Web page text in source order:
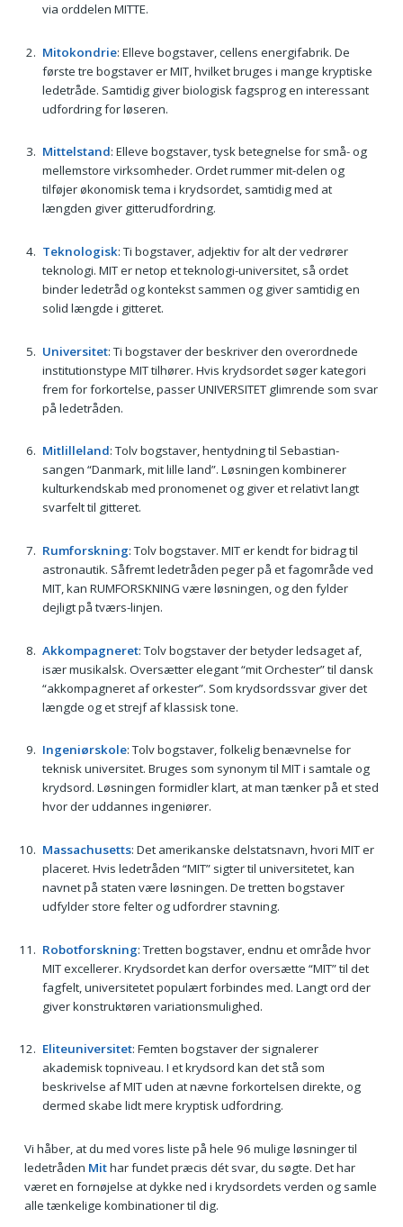
via orddelen MITTE.
Mitokondrie: Elleve bogstaver, cellens energifabrik. De
første tre bogstaver er MIT, hvilket bruges i mange kryptiske
ledetråde. Samtidig giver biologisk fagsprog en interessant
udfordring for løseren.
Mittelstand: Elleve bogstaver, tysk betegnelse for små- og
mellemstore virksomheder. Ordet rummer mit-delen og
tilføjer økonomisk tema i krydsordet, samtidig med at
længden giver gitterudfordring.
Teknologisk: Ti bogstaver, adjektiv for alt der vedrører
teknologi. MIT er netop et teknologi-universitet, så ordet
binder ledetråd og kontekst sammen og giver samtidig en
solid længde i gitteret.
Universitet: Ti bogstaver der beskriver den overordnede
institutionstype MIT tilhører. Hvis krydsordet søger kategori
frem for forkortelse, passer UNIVERSITET glimrende som svar
på ledetråden.
Mitlilleland: Tolv bogstaver, hentydning til Sebastian-
sangen “Danmark, mit lille land”. Løsningen kombinerer
kulturkendskab med pronomenet og giver et relativt langt
svarfelt til gitteret.
Rumforskning: Tolv bogstaver. MIT er kendt for bidrag til
astronautik. Såfremt ledetråden peger på et fagområde ved
MIT, kan RUMFORSKNING være løsningen, og den fylder
dejligt på tværs-linjen.
Akkompagneret: Tolv bogstaver der betyder ledsaget af,
især musikalsk. Oversætter elegant “mit Orchester” til dansk
“akkompagneret af orkester”. Som krydsordssvar giver det
længde og et strejf af klassisk tone.
Ingeniørskole: Tolv bogstaver, folkelig benævnelse for
teknisk universitet. Bruges som synonym til MIT i samtale og
krydsord. Løsningen formidler klart, at man tænker på et sted
hvor der uddannes ingeniører.
Massachusetts: Det amerikanske delstatsnavn, hvori MIT er
placeret. Hvis ledetråden “MIT” sigter til universitetet, kan
navnet på staten være løsningen. De tretten bogstaver
udfylder store felter og udfordrer stavning.
Robotforskning: Tretten bogstaver, endnu et område hvor
MIT excellerer. Krydsordet kan derfor oversætte “MIT” til det
fagfelt, universitetet populært forbindes med. Langt ord der
giver konstruktøren variationsmulighed.
Eliteuniversitet: Femten bogstaver der signalerer
akademisk topniveau. I et krydsord kan det stå som
beskrivelse af MIT uden at nævne forkortelsen direkte, og
dermed skabe lidt mere kryptisk udfordring.
Vi håber, at du med vores liste på hele 96 mulige løsninger til
ledetråden Mithar fundet præcis dét svar, du søgte. Det har
været en fornøjelse at dykke ned i krydsordets verden og samle
alle tænkelige kombinationer til dig.